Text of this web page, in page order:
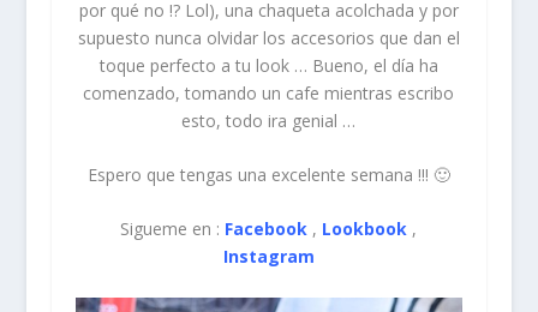
por qué no !? Lol), una chaqueta acolchada y por
supuesto nunca olvidar los accesorios que dan el
toque perfecto a tu look … Bueno, el día ha
comenzado, tomando un cafe mientras escribo
esto, todo ira genial …
Espero que tengas una excelente semana !!! 🙂
Sigueme en : Facebook , Lookbook ,
Instagram